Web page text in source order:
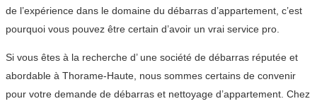
de l’expérience dans le domaine du débarras d’appartement, c’est
pourquoi vous pouvez être certain d’avoir un vrai service pro.
Si vous êtes à la recherche d’ une société de débarras réputée et
abordable à Thorame-Haute, nous sommes certains de convenir
pour votre demande de débarras et nettoyage d’appartement. Chez